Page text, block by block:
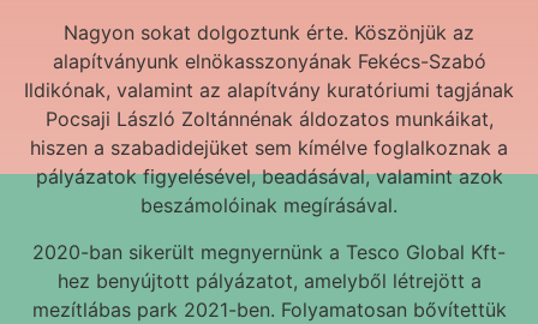
Nagyon sokat dolgoztunk érte. Köszönjük az
alapítványunk elnökasszonyának Fekécs-Szabó
Ildikónak, valamint az alapítvány kuratóriumi tagjának
Pocsaji László Zoltánnénak áldozatos munkáikat,
hiszen a szabadidejüket sem kímélve foglalkoznak a
pályázatok figyelésével, beadásával, valamint azok
beszámolóinak megírásával.
2020-ban sikerült megnyernünk a Tesco Global Kft-
hez benyújtott pályázatot, amelyből létrejött a
mezítlábas park 2021-ben. Folyamatosan bővítettük